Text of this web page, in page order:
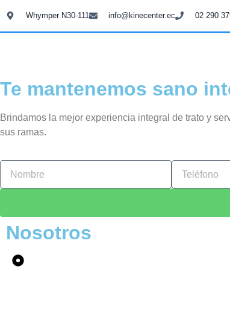
Whymper N30-111 info@kinecenter.ec 02 290
Te mantenemos sano
Brindamos la mejor experiencia integral de trato y
sus ramas.
Nosotros